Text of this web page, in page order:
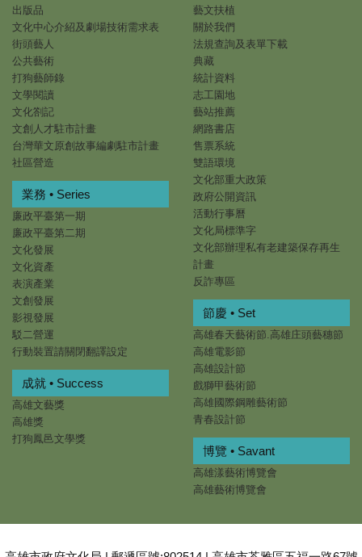
出版品
文化中心介紹及劇場技術需求表
街頭藝人
公共藝術
打狗藝師錄
文學閱讀
文化劄記
文創人才駐市計畫
台灣華文原創故事編劇駐市計畫
社區營造
藝文扶植
關於我們
法規查詢及表單下載
典藏
統計資料
志工園地
藝站推薦
網路書店
售票系統
雙語環境
文化部重大政策
政府公開資訊
活動行事曆
文化局標準字
文化部辦理私有老建築保存再生
計畫
反詐專區
業務 • Series
廉政平臺第一期
廉政平臺第二期
文化發展
文化資產
表演產業
文創發展
影視發展
駁二營運
行動裝置請關閉翻譯設定
節慶 • Set
高雄春天藝術節.高雄庄頭藝穗節
高雄電影節
高雄設計節
戲獅甲藝術節
高雄國際鋼雕藝術節
青春設計節
成就 • Success
高雄文藝獎
高雄獎
打狗鳳邑文學獎
博覽 • Savant
高雄漾藝術博覽會
高雄藝術博覽會